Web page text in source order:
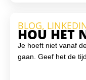
BLOG,
HOU HET
Je hoeft niet vanaf
gaan. Geef het de